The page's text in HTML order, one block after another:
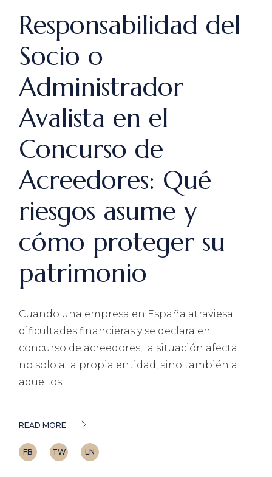
Responsabilidad del
Socio o
Administrador
Avalista en el
Concurso de
Acreedores: Qué
riesgos asume y
cómo proteger su
patrimonio
Cuando una empresa en España atraviesa
dificultades financieras y se declara en
concurso de acreedores, la situación afecta
no solo a la propia entidad, sino también a
aquellos
READ MORE
FB TW LN